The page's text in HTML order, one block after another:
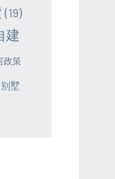
(19)
建
政策
墅